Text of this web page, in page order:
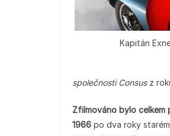
Kapitán
společnosti Consusz
Zfilmováno bylo celkem
1966 po dva roky